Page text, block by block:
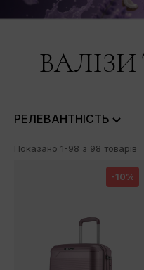
РЕЛЕВАНТНІСТЬ
Показано 1-98 з 98 товарів
-10%